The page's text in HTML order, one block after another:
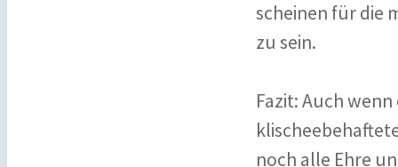
scheinen für die
zu sein.
Fazit: Auch
noch alle Ehre